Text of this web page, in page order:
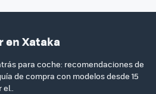
en Xataka
para coche: recomendaciones de
de compra con modelos desde 15
el..